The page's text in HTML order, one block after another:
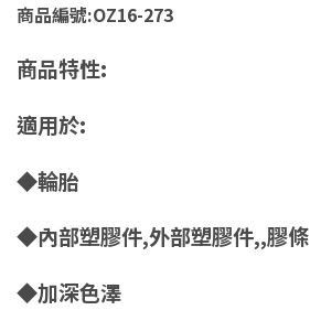
商品編號:OZ16-273
商品特性:
適用於:
◆輪胎
◆內部塑膠件,外部塑膠件,,膠條
◆加深色澤